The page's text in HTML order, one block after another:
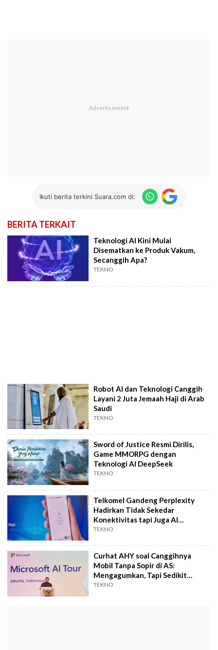
Ikuti berita terkini Suara.com di:
BERITA TERKAIT
Teknologi AI Kini Mulai
Disematkan ke Produk Vakum,
Secanggih Apa?
TEKNO
Robot AI dan Teknologi Canggih
Layani 2 Juta Jemaah Haji di Arab
Saudi
TEKNO
Sword of Justice Resmi Dirilis,
Game MMORPG dengan
Teknologi AI DeepSeek
TEKNO
Telkomel Gandeng Perplexity
Hadirkan Tidak Sekedar
Konektivitas tapi Juga AI
Berkualitas
TEKNO
Curhat AHY soal Canggihnya
Mobil Tanpa Sopir di AS:
Mengagumkan, Tapi Sedikit
Mengusik
TEKNO